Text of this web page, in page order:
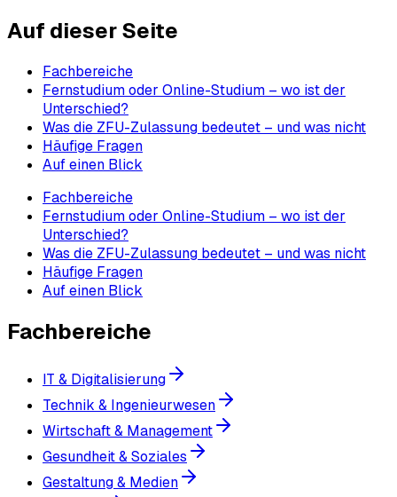
Auf dieser Seite
Fachbereiche
Fernstudium oder Online-Studium – wo ist der
Unterschied?
Was die ZFU-Zulassung bedeutet – und was nicht
Häufige Fragen
Auf einen Blick
Fachbereiche
Fernstudium oder Online-Studium – wo ist der
Unterschied?
Was die ZFU-Zulassung bedeutet – und was nicht
Häufige Fragen
Auf einen Blick
Fachbereiche
IT & Digitalisierung
Technik & Ingenieurwesen
Wirtschaft & Management
Gesundheit & Soziales
Gestaltung & Medien